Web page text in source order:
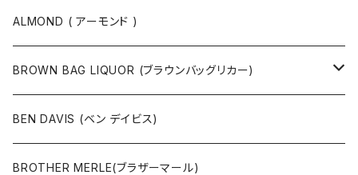
ボストンバッグ / 旅行バッグ
ポーチ
マスク
ベルト
その他
マスクコード
ニット
ジャケット・ブルゾン
コート
パンツ
スウェット
カットソー
パンツ
ジャケット・ブルゾン
ALMOND ( アーモンド )
BROWN BAG LIQUOR (ブラウンバッグリカー)
半袖Tシャツ
長袖Tシャツ
BEN DAVIS (ベン デイビス)
BROTHER MERLE(ブラザーマール)